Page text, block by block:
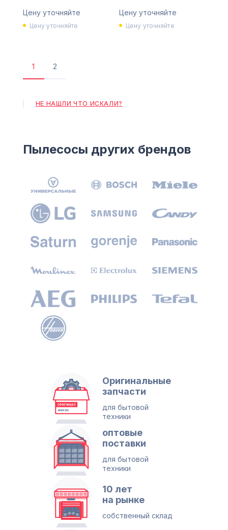
Цену уточняйте
Цену уточняйте
Цену уточняйте
Цену уточняйте
Текущая
1
Страница
2
НЕ НАШЛИ ЧТО ИСКАЛИ?
Пылесосы других брендов
Оригинальные
запчасти
для бытовой
техники
оптовые
поставки
для бытовой
техники
10 лет
на рынке
собственный склад